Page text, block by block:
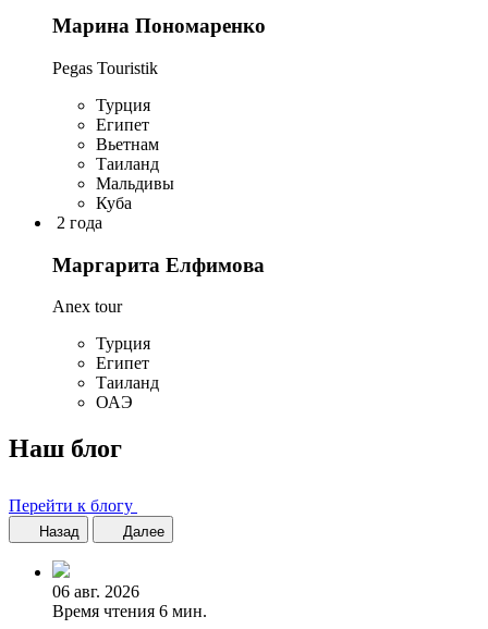
Марина Пономаренко
Pegas Touristik
Турция
Египет
Вьетнам
Таиланд
Мальдивы
Куба
2 года
Маргарита Елфимова
Anex tour
Турция
Египет
Таиланд
ОАЭ
Наш блог
Перейти к блогу
Назад Далее
06 авг. 2026
Время чтения 6 мин.